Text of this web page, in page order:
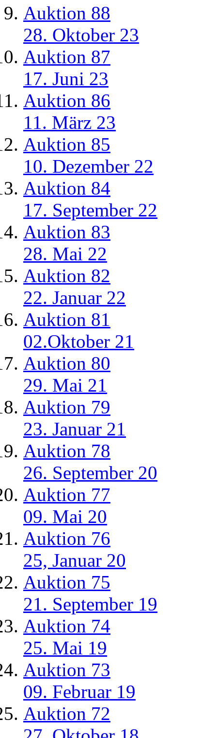
Auktion 88
28. Oktober 23
Auktion 87
17. Juni 23
Auktion 86
11. März 23
Auktion 85
10. Dezember 22
Auktion 84
17. September 22
Auktion 83
28. Mai 22
Auktion 82
22. Januar 22
Auktion 81
02.Oktober 21
Auktion 80
29. Mai 21
Auktion 79
23. Januar 21
Auktion 78
26. September 20
Auktion 77
09. Mai 20
Auktion 76
25, Januar 20
Auktion 75
21. September 19
Auktion 74
25. Mai 19
Auktion 73
09. Februar 19
Auktion 72